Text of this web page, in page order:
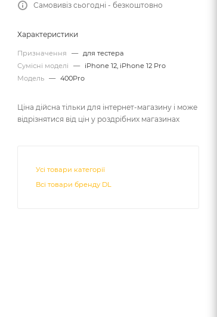
Самовивіз сьогодні - безкоштовно
Характеристики
Призначення — для тестера
Сумісні моделі
—
iPhone 12, iPhone 12 Pro
Модель — 400Pro
Ціна дійсна тільки для інтернет-магазину і може
відрізнятися від цін у роздрібних магазинах
Усі товари категорії
Всі товари бренду DL